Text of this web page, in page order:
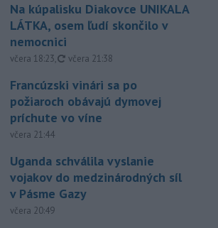
Na kúpalisku Diakovce UNIKALA
LÁTKA, osem ľudí skončilo v
nemocnici
včera 18:23, aktualizované
včera 21:38
Francúzski vinári sa po
požiaroch obávajú dymovej
príchute vo víne
včera 21:44
Uganda schválila vyslanie
vojakov do medzinárodných síl
v Pásme Gazy
včera 20:49